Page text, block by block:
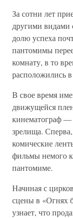
За сотни лет
другими видами
долю успеха
пантомимы
комнату, в то
расположились
В свое время
движущейся
кинематограф
зрелища.
комические
фильмы немого
пантомиме.
Начиная с
сцены в «Огнях
узнает, что